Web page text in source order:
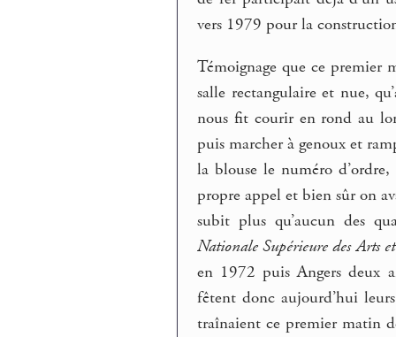
vers 1979 pour la
Témoignage que ce premier
salle rectangulaire et nue,
nous fit courir en rond au
puis marcher à genoux et
la blouse le numéro
propre appel et bien sûr on
subit plus qu’aucun des
Nationale Supérieure des Arts
en 1972 puis Angers deux
fêtent donc aujourd’hui
traînaient ce premier matin